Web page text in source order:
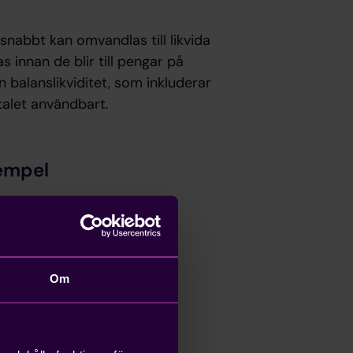
Om
kan omvandlas till likvida
innan de blir till pengar på
som inkluderar
användbart.